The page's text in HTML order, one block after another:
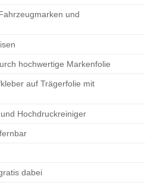
und
hochwertige Markenfolie
auf Trägerfolie mit
Hochdruckreiniger
dabei